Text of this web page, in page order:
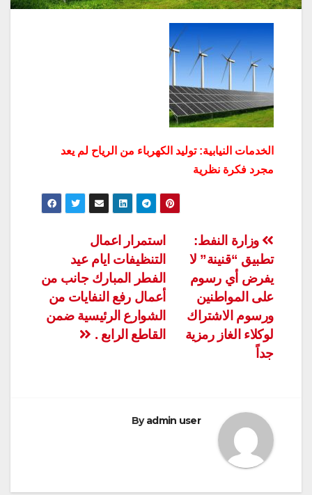
الخدمات النيابية: توليد الكهرباء من الرياح لم يعد
مجرد فكرة نظرية
تصفّح
المقالات
استمرار اعمال
التنظيفات ايام عيد
الفطر المبارك جانب من
أعمال رفع النفايات من
الشوارع الرئيسية ضمن
القاطع الرابع .
وزارة النفط:
تطبيق “قنينة” لا
يفرض أي رسوم
على المواطنين
ورسوم الاشتراك
لوكلاء الغاز رمزية
جداً
Byadmin user